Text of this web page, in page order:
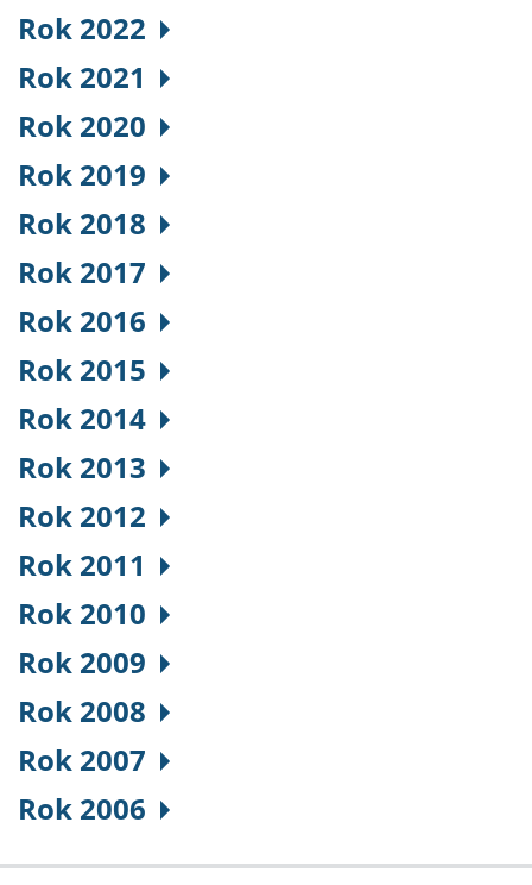
Rok 2022
Rok 2021
Rok 2020
Rok 2019
Rok 2018
Rok 2017
Rok 2016
Rok 2015
Rok 2014
Rok 2013
Rok 2012
Rok 2011
Rok 2010
Rok 2009
Rok 2008
Rok 2007
Rok 2006